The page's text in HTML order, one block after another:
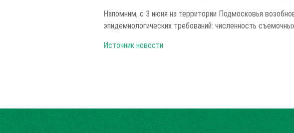
Напомним, с 3 июня на территории Подмосковья
эпидемиологических требований: численность
Источник новости